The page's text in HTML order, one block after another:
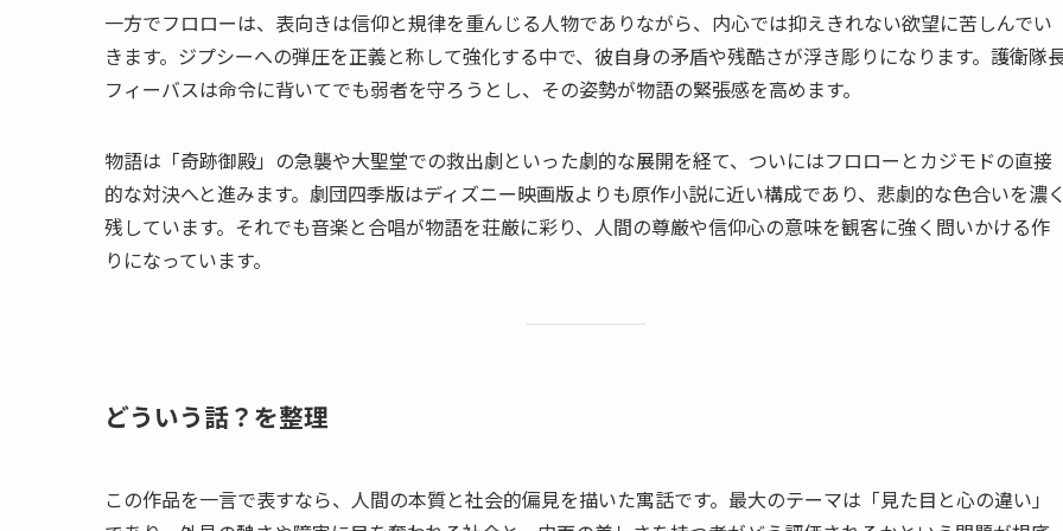
一方でフロローは、表向きは信仰と規律を重んじる人物でありながら、内心では抑えきれない欲望に苦しんでい
きます。ジプシーへの弾圧を正義と称して強化する中で、彼自身の矛盾や残酷さが浮き彫りになります。護衛隊
フィーバスは命令に背いてでも弱者を守ろうとし、その姿勢が物語の緊張感を高めます。
物語は「奇跡御殿」の急襲や大聖堂での救出劇といった劇的な展開を経て、ついにはフロローとカジモドの直接
的な対決へと進みます。劇団四季版はディズニー映画版よりも原作小説に近い構成であり、悲劇的な色合いを濃
残しています。それでも音楽と合唱が物語を荘厳に彩り、人間の尊厳や信仰心の意味を観客に強く問いかける作
りになっています。
どういう話？を整理
この作品を一言で表すなら、人間の本質と社会的偏見を描いた寓話です。最大のテーマは「見た目と心の違い」